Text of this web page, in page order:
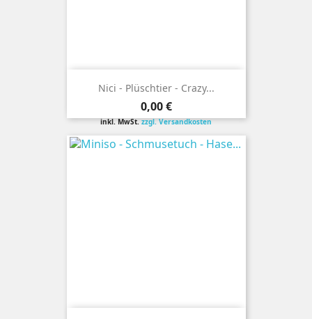
Nici - Plüschtier - Crazy...
Preis
0,00 €
inkl. MwSt.zzgl. Versandkosten